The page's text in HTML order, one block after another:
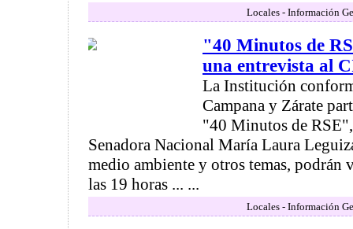
Locales - Información
"40 Minutos de
una entrevista al
La Institución
Campana y Zárate
"40 Minutos de
Senadora Nacional María Laura
medio ambiente y otros temas, podrán
las 19 horas ... ...
Locales - Información